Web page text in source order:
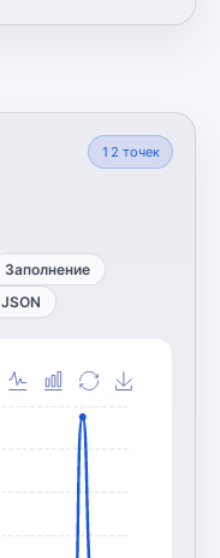
12 точек
Заполнение
JSON